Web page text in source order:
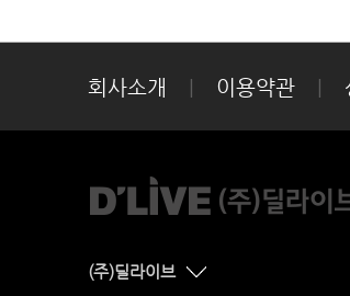
회사소개 이용약관
(주)딜라이브